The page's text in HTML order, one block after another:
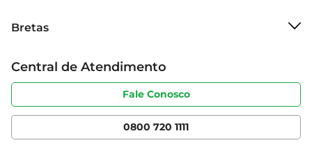
Grupo Cencosud
Sobre privacidade
Portal do fornecedor
Cencosud Media
Bretas
Produtos Bretas
Código de ética
Serviços
Clube Bretas
Central de Atendimento
Fale Conosco
0800 720 1111